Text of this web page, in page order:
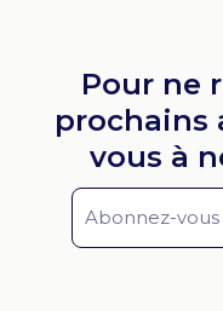
Pour ne
prochains
vous à